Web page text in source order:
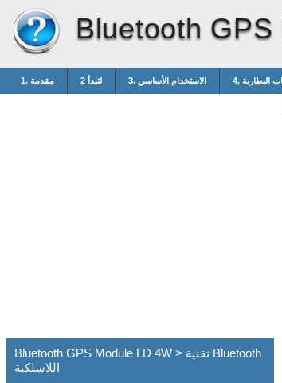
Bluetooth
1. مقدمة 2 لتبدأ 3. الاستخدام الأساسي البطارية
Bluetooth GPS Module LD 4W > تقنية Bluetooth
اللاسلكية